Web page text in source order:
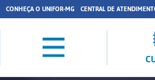
CONHEÇA O UNIFOR-MG CENTRAL DE